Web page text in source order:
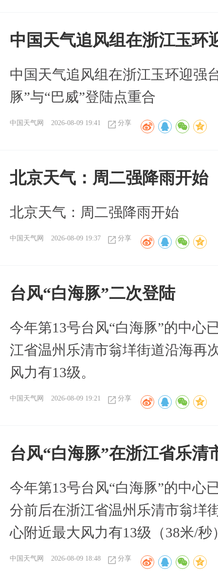
中国天气追风组在浙江玉环
中国天气追风组在浙江玉环迎强
豚”与“巴威”登陆点重合
中国天气网 2026-08-09 19:41 分享
北京天气：周二强降雨开始
北京天气：周二强降雨开始
中国天气网 2026-08-09 19:37 分享
台风“白海豚”二次登陆
今年第13号台风“白海豚”的中心
江省温州乐清市翁垟街道沿海再
风力有13级。
中国天气网 2026-08-09 19:21 分享
台风“白海豚”在浙江省乐清
今年第13号台风“白海豚”的中心
分前后在浙江省温州乐清市翁垟
心附近最大风力有13级（38米/秒
中国天气网 2026-08-09 18:48 分享